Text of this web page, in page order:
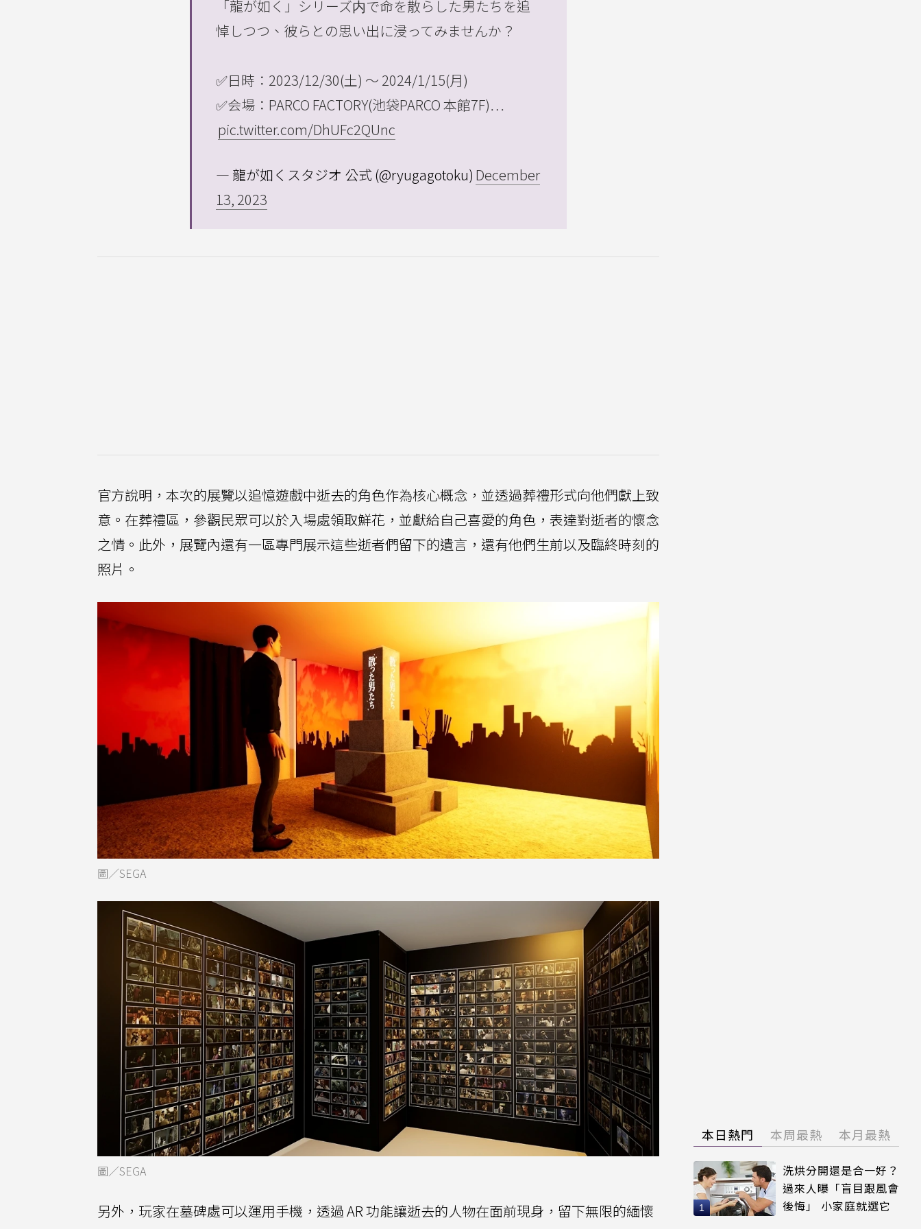
「龍が如く」シリーズ内で命を散らした男たちを追
悼しつつ、彼らとの思い出に浸ってみませんか？
✅日時：2023/12/30(土) ～ 2024/1/15(月)
✅会場：PARCO FACTORY(池袋PARCO 本館7F)…
pic.twitter.com/DhUFc2QUnc
— 龍が如くスタジオ 公式 (@ryugagotoku) December
13, 2023
官方說明，本次的展覽以追憶遊戲中逝去的角色作為核心概念，並透過葬禮形式向他們獻上致
意。在葬禮區，參觀民眾可以於入場處領取鮮花，並獻給自己喜愛的角色，表達對逝者的懷念
之情。此外，展覽內還有一區專門展示這些逝者們留下的遺言，還有他們生前以及臨終時刻的
照片。
圖／SEGA
圖／SEGA
另外，玩家在墓碑處可以運用手機，透過 AR 功能讓逝去的人物在面前現身，留下無限的緬懷
本日熱門 本周最熱 本月最熱
洗烘分開還是合一好？
過來人曝「盲目跟風會
後悔」 小家庭就選它